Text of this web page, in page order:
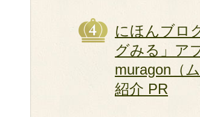
にほんブロ
グみる」ア
muragon（
紹介 PR